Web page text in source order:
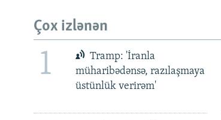
Çox izlənən
1
Tramp: 'İranla
müharibədənsə, razılaşmaya
üstünlük verirəm'